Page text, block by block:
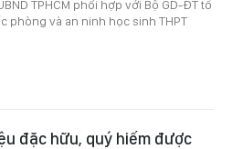
TPHCM phối hợp với Bộ GD-ĐT tổ
phòng và an ninh học sinh THPT
đặc hữu, quý hiếm được